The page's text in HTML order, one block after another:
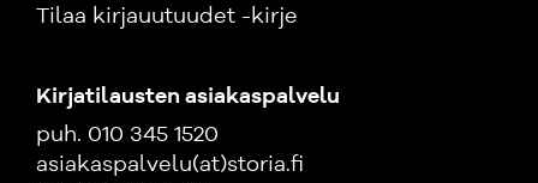
Tilaa kirjauutuudet -kirje
Kirjatilausten asiakaspalvelu
puh. 010 345 1520
asiakaspalvelu(at)storia.fi